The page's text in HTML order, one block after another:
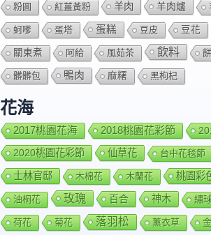
粉圓 紅薑黃粉 羊肉 羊肉爐
蚵嗲 蛋塔 蛋糕 豆皮 豆花
關東煮 阿給 風茹茶 飲料
髒髒包 鴨肉 麻糬 黑枸杞
花海
2017桃園花海 2018桃園花彩節
2020桃園花彩節
仙草花 台中花毯節
士林官邸 木棉花 木蘭花 桃園彩
油桐花 玫瑰 百合 神木 繡
荷花 菊花 落羽松 薰衣草